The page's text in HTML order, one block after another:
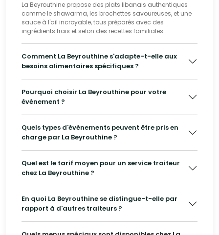
La Beyrouthine propose des plats libanais authentiques
comme le shawarma, les brochettes savoureuses, et une
sauce à l'ail incroyable, tous préparés avec des
ingrédients frais et selon des recettes familiales.
Comment La Beyrouthine s'adapte-t-elle aux
besoins alimentaires spécifiques ?
Pourquoi choisir La Beyrouthine pour votre
événement ?
Quels types d'événements peuvent être pris en
charge par La Beyrouthine ?
Quel est le tarif moyen pour un service traiteur
chez La Beyrouthine ?
En quoi La Beyrouthine se distingue-t-elle par
rapport à d'autres traiteurs ?